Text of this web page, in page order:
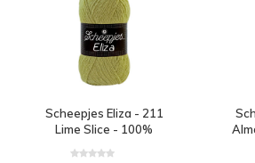
Scheepjes Eliza - 211
Lime Slice - 100%